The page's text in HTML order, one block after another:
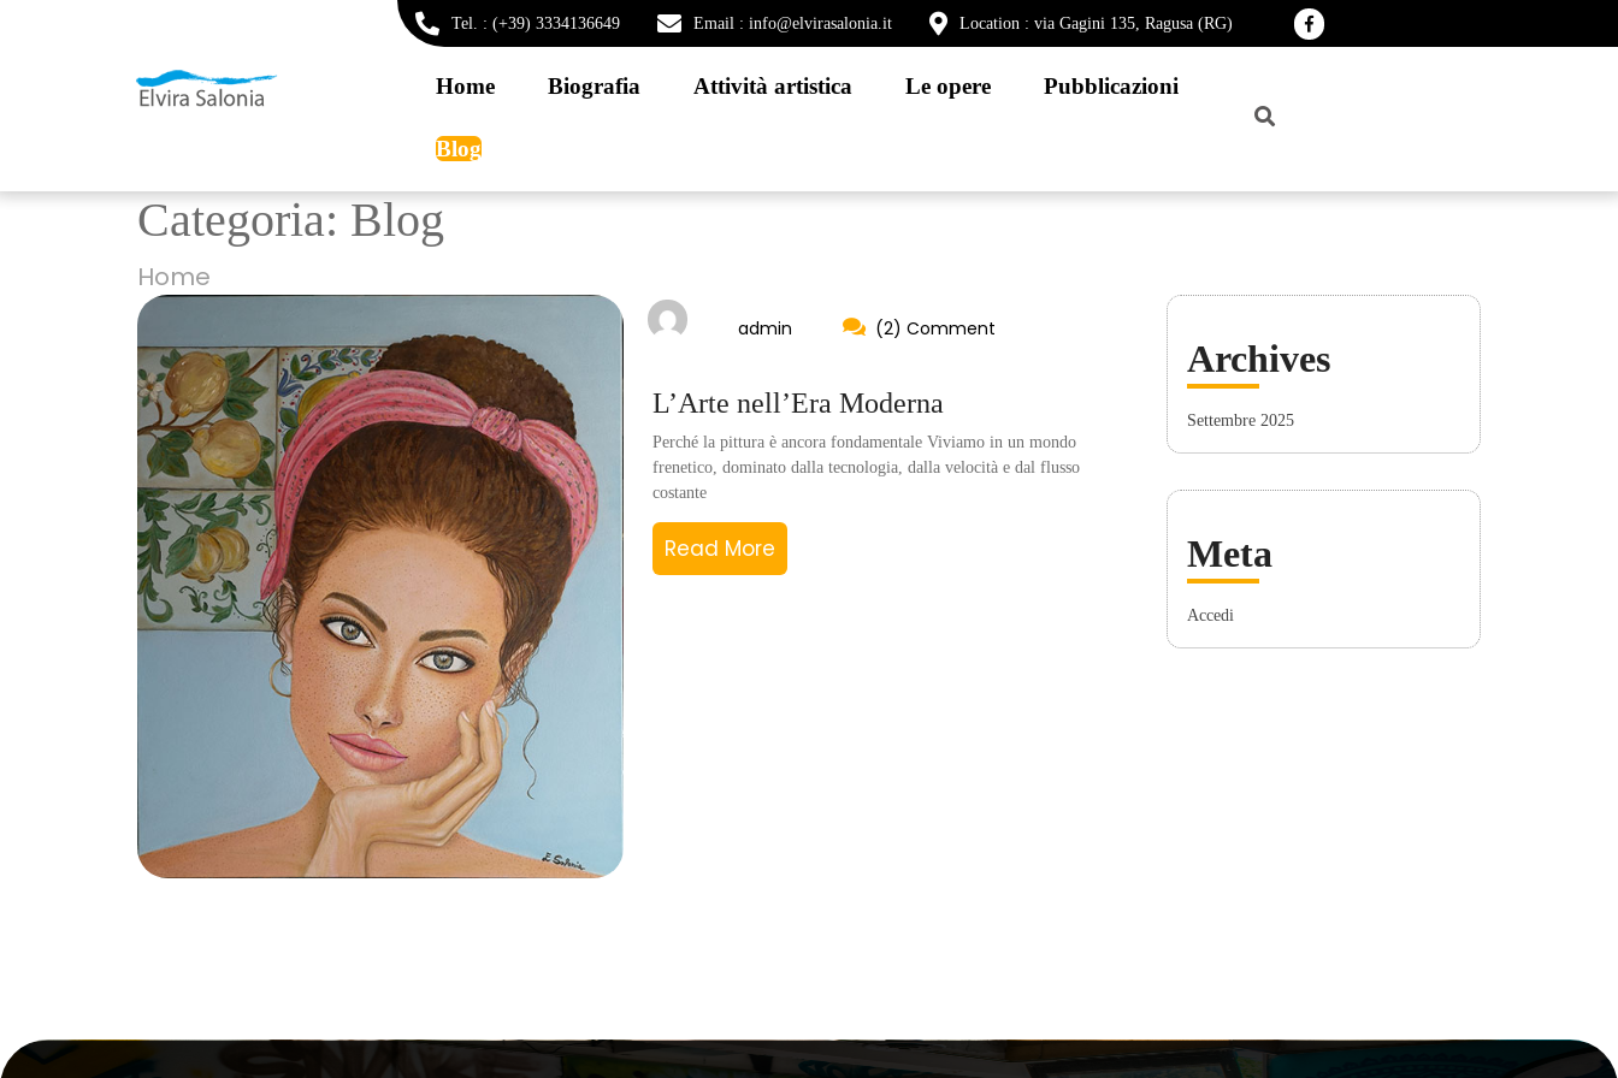
Tel. : (+39) 3334136649 Email : info@elvirasalonia.it Location : via Gagini 135, Ragusa (RG)
Home Biografia Attività artistica Le opere Pubblicazioni
Blog
Categoria: Blog
Home
admin (2) Comment
L’Arte nell’Era Moderna
Perché la pittura è ancora fondamentale Viviamo in un mondo
frenetico, dominato dalla tecnologia, dalla velocità e dal flusso
costante
Read More
Archives
Settembre 2025
Meta
Accedi